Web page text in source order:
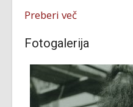
Preberi več
Fotogalerija